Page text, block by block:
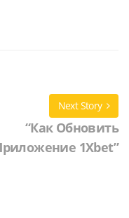
Next Story
“Как Обновить
1Xbet”